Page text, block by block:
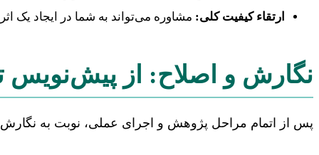
ارتقاء کیفیت کلی: مشاوره می‌تواند به شما در ایجاد یک
نگارش و اصلاح: از پیش‌نویس
پس از اتمام مراحل پژوهش و اجرای عملی، نوبت به نگارش